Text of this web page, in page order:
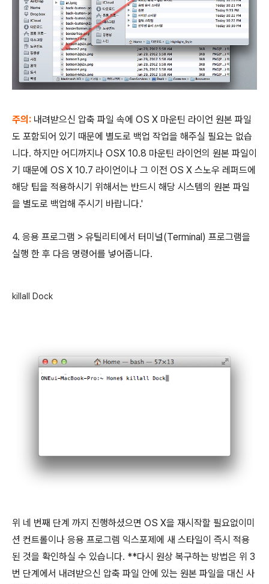
주의: 내려받으신 압축 파일 속에 OS X 마운틴 라이언 원본 파일
도 포함되어 있기 때문에 별도로 백업 작업을 해주실 필요는 없습
니다. 하지만 어디까지나 OSX 10.8 마운틴 라이언의 원본 파일이
기 때문에 OS X 10.7 라이언이나 그 이전 OS X 스노우 레퍼드에
해당 팁을 적용하시기 위해서는 반드시 해당 시스템의 원본 파일
을 별도로 백업해 주시기 바랍니다.'
4. 응용 프로그램 > 유틸리티에서 터미널(Terminal) 프로그램을
실행 한 후 다음 명령어를 넣어줍니다.
killall Dock
위 네 번째 단계 까지 진행하셨으면 OS X을 재시작할 필요없이미
션 컨트롤이나 응용 프로그렘 익스포제에 새 스타일이 즉시 적용
된 것을 확인하실 수 있습니다. **다시 원상 복구하는 방법은 위 3
번 단계에서 내려받으신 압축 파일 안에 있는 원본 파일을 대신 사